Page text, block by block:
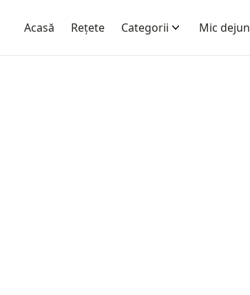
Acasă Rețete Categorii Mic dejun